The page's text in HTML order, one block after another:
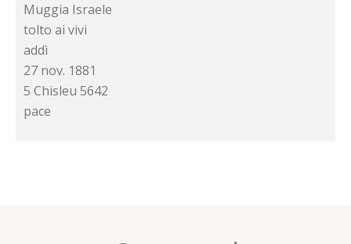
Muggia Israele
tolto ai vivi
addì
27 nov. 1881
5 Chisleu 5642
pace